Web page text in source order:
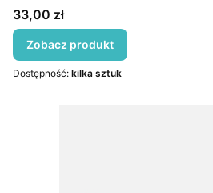
Cena
33,00 zł
Zobacz produkt
Dostępność: kilka sztuk